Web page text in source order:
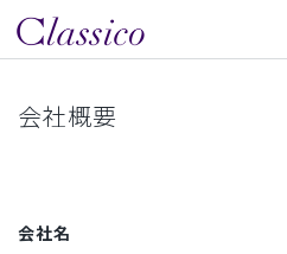
会社概要
会社名